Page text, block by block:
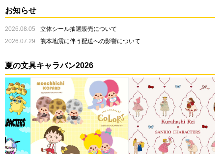
お知らせ
2026.08.05
立体シール抽選販売について
2026.07.29
熊本地震に伴う配送への影響について
夏の文具キャラバン2026